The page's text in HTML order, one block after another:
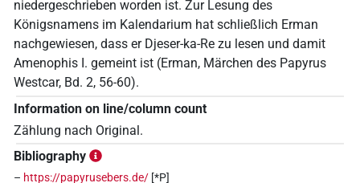
niedergeschrieben worden ist. Zur Lesung des
Königsnamens im Kalendarium hat schließlich Erman
nachgewiesen, dass er Djeser-ka-Re zu lesen und damit
Amenophis I. gemeint ist (Erman, Märchen des Papyrus
Westcar, Bd. 2, 56-60).
Information on line/column count
Zählung nach Original.
Bibliography
– https://papyrusebers.de/ [*P]